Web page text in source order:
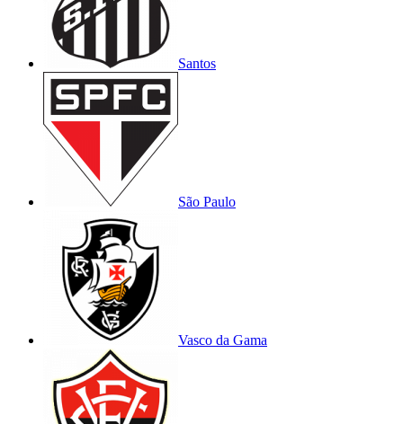
Santos
São Paulo
Vasco da Gama